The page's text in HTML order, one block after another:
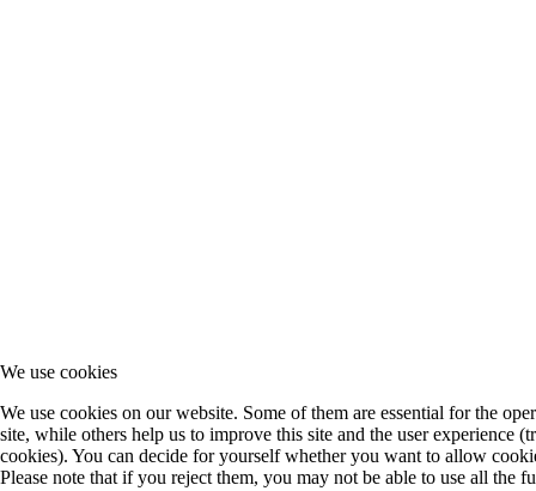
We use cookies
We use cookies on our website. Some of them are essential for the
site, while others help us to improve this site and the user experience
cookies). You can decide for yourself whether you want to allow
Please note that if you reject them, you may not be able to use all the